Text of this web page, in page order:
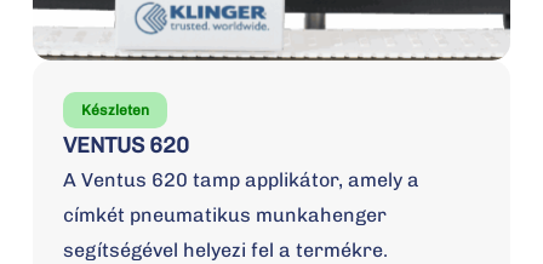
VENTUS 620
Készleten
A Ventus 620 tamp applikátor, amely a
címkét pneumatikus munkahenger
segítségével helyezi fel a termékre.